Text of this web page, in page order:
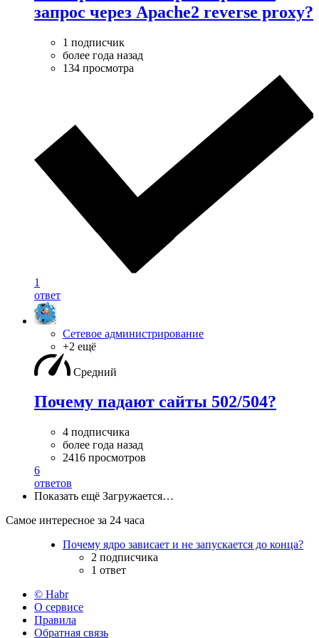
запрос через Apache2 reverse proxy?
1 подписчик
более года назад
134 просмотра
1
ответ
Сетевое администрирование
+2 ещё
Средний
Почему падают сайты 502/504?
4 подписчика
более года назад
2416 просмотров
6
ответов
Показать ещё Загружается…
Самое интересное за 24 часа
Почему ядро зависает и не запускается до конца?
2 подписчика
1 ответ
© Habr
О сервисе
Правила
Обратная связь